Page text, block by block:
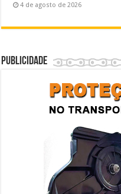
4 de agosto de 2026
Publicidade